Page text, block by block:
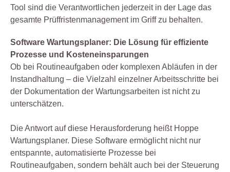
Tool sind die Verantwortlichen jederzeit in der Lage das
gesamte Prüffristenmanagement im Griff zu behalten.
Software Wartungsplaner: Die Lösung für effiziente
Prozesse und Kosteneinsparungen
Ob bei Routineaufgaben oder komplexen Abläufen in der
Instandhaltung – die Vielzahl einzelner Arbeitsschritte bei
der Dokumentation der Wartungsarbeiten ist nicht zu
unterschätzen.
Die Antwort auf diese Herausforderung heißt Hoppe
Wartungsplaner. Diese Software ermöglicht nicht nur
entspannte, automatisierte Prozesse bei
Routineaufgaben, sondern behält auch bei der Steuerung